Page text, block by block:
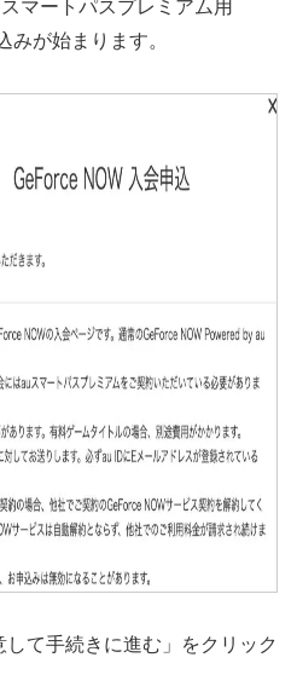
マートパスプレミアム用
みが始まります。
て手続きに進む」をクリック